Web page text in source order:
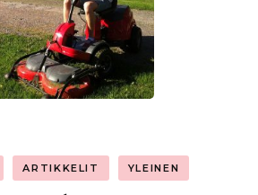
ARTIKKELIT YLEINEN